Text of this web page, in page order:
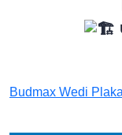
Budmax Wedi